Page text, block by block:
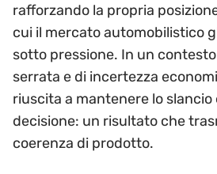
rafforzando la propria
cui il mercato automobilistico
sotto pressione. In un
serrata e di incertezza
riuscita a mantenere lo slancio
decisione: un risultato che
coerenza di prodotto.